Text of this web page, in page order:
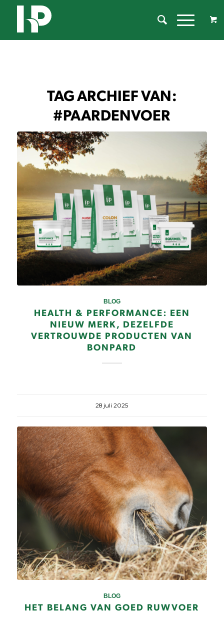
TAG ARCHIEF VAN:
#PAARDENVOER
BLOG
HEALTH & PERFORMANCE: EEN
NIEUW MERK, DEZELFDE
VERTROUWDE PRODUCTEN VAN
BONPARD
28 juli 2025
BLOG
HET BELANG VAN GOED RUWVOER